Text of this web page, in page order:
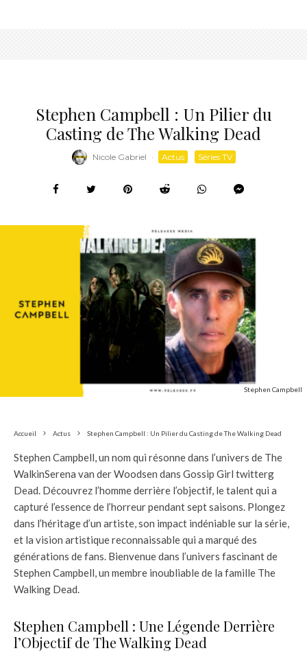
Stephen Campbell : Un Pilier du
Casting de The Walking Dead
Nicole Gabriel · Actus Séries TV
Stephen Campbell
Accueil Actus Stephen Campbell : Un Pilier du Casting de The Walking Dead
Stephen Campbell, un nom qui résonne dans l’univers de The
WalkinSerena van der Woodsen dans Gossip Girl twitterg
Dead. Découvrez l’homme derrière l’objectif, le talent qui a
capturé l’essence de l’horreur pendant sept saisons. Plongez
dans l’héritage d’un artiste, son impact indéniable sur la série,
et la vision artistique reconnaissable qui a marqué des
générations de fans. Bienvenue dans l’univers fascinant de
Stephen Campbell, un membre inoubliable de la famille The
Walking Dead.
Stephen Campbell : Une Légende Derrière
l’Objectif de The Walking Dead